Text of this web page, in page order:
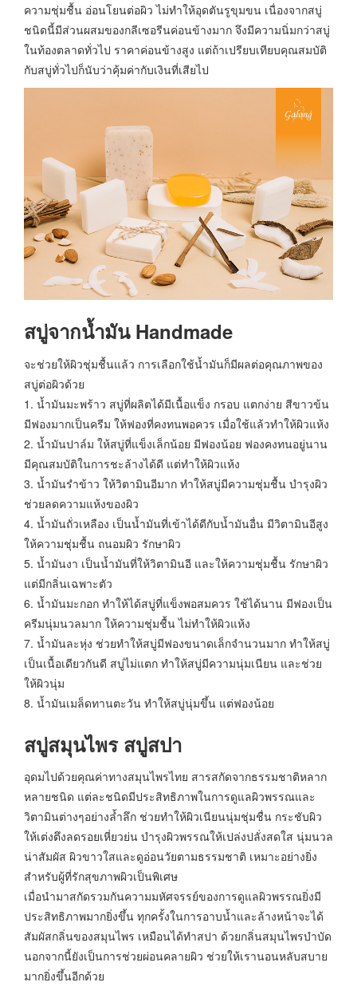
ความชุ่มชื้น อ่อนโยนต่อผิว ไม่ทำให้อุดตันรูขุมขน เนื่องจากสบู่
ชนิดนี้มีส่วนผสมของกลีเซอรีนค่อนข้างมาก จึงมีความนิ่มกว่าสบู่
ในท้องตลาดทั่วไป ราคาค่อนข้างสูง แต่ถ้าเปรียบเทียบคุณสมบัติ
กับสบู่ทั่วไปก็นับว่าคุ้มค่ากับเงินที่เสียไป
สบู่จากน้ำมัน Handmade
จะช่วยให้ผิวชุ่มชื้นแล้ว การเลือกใช้น้ำมันก็มีผลต่อคุณภาพของ
สบู่ต่อผิวด้วย
1. น้ำมันมะพร้าว สบู่ที่ผลิตได้มีเนื้อแข็ง กรอบ แตกง่าย สีขาวข้น
มีฟองมากเป็นครีม ให้ฟองที่คงทนพอควร เมื่อใช้แล้วทำให้ผิวแห้ง
2. น้ำมันปาล์ม ให้สบู่ที่แข็งเล็กน้อย มีฟองน้อย ฟองคงทนอยู่นาน
มีคุณสมบัติในการชะล้างได้ดี แต่ทำให้ผิวแห้ง
3. น้ำมันรำข้าว ให้วิตามินอีมาก ทำให้สบู่มีความชุ่มชื้น บำรุงผิว
ช่วยลดความแห้งของผิว
4. น้ำมันถั่วเหลือง เป็นน้ำมันที่เข้าได้ดีกับน้ำมันอื่น มีวิตามินอีสูง
ให้ความชุ่มชื้น ถนอมผิว รักษาผิว
5. น้ำมันงา เป็นน้ำมันที่ให้วิตามินอี และให้ความชุ่มชื้น รักษาผิว
แต่มีกลิ่นเฉพาะตัว
6. น้ำมันมะกอก ทำให้ได้สบู่ที่แข็งพอสมควร ใช้ได้นาน มีฟองเป็น
ครีมนุ่มนวลมาก ให้ความชุ่มชื้น ไม่ทำให้ผิวแห้ง
7. น้ำมันละหุ่ง ช่วยทำให้สบู่มีฟองขนาดเล็กจำนวนมาก ทำให้สบู่
เป็นเนื้อเดียวกันดี สบู่ไม่แตก ทำให้สบู่มีความนุ่มเนียน และช่วย
ให้ผิวนุ่ม
8. น้ำมันเมล็ดทานตะวัน ทำให้สบู่นุ่มขึ้น แต่ฟองน้อย
สบู่สมุนไพร สบู่สปา
อุดมไปด้วยคุณค่าทางสมุนไพรไทย สารสกัดจากธรรมชาติหลาก
หลายชนิด แต่ละชนิดมีประสิทธิภาพในการดูแลผิวพรรณและ
วิตามินต่างๆอย่างล้ำลึก ช่วยทำให้ผิวเนียนนุ่มชุ่มชื่น กระชับผิว
ให้เต่งตึงลดรอยเหี่ยวย่น บำรุงผิวพรรณให้เปล่งปลั่งสดใส นุ่มนวล
น่าสัมผัส ผิวขาวใสและดูอ่อนวัยตามธรรมชาติ เหมาะอย่างยิ่ง
สำหรับผู้ที่รักสุขภาพผิวเป็นพิเศษ
เมื่อนำมาสกัดรวมกันความมหัศจรรย์ของการดูแลผิวพรรณยิ่งมี
ประสิทธิภาพมากยิ่งขึ้น ทุกครั้งในการอาบน้ำและล้างหน้าจะได้
สัมผัสกลิ่นของสมุนไพร เหมือนได้ทำสปา ด้วยกลิ่นสมุนไพรบำบัด
นอกจากนี้ยังเป็นการช่วยผ่อนคลายผิว ช่วยให้เรานอนหลับสบาย
มากยิ่งขึ้นอีกด้วย